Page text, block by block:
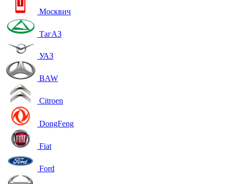
Москвич
ТагАЗ
УАЗ
BAW
Citroen
DongFeng
Fiat
Ford